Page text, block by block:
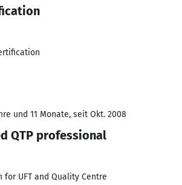
und 11 Monate, seit Okt. 2008
QTP professional
for UFT and Quality Centre